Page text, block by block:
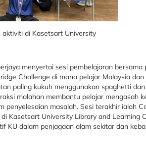
di Kasetsart University
menyertai sesi pembelajaran bersama
Challenge di mana pelajar Malaysia dan
paling kukuh menggunakan spaghetti
malahan membantu pelajar mengasah
masalah. Sesi terakhir ialah
Kasetsart University Library and Learning
KU dalam penjagaan alam sekitar dan